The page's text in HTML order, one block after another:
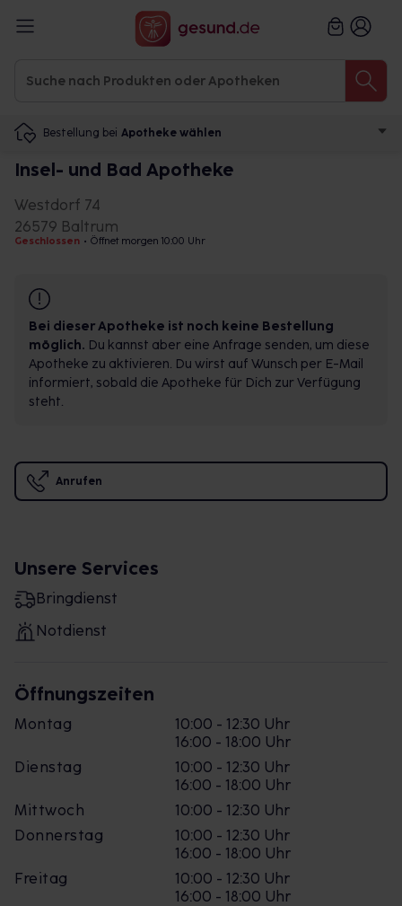
Bestellung bei Apotheke wählen
Insel- und Bad Apotheke
Westdorf 74
26579 Baltrum
Geschlossen • Öffnet morgen 10:00 Uhr
Bei dieser Apotheke ist noch keine Bestellung
möglich. Du kannst aber eine Anfrage senden, um diese
Apotheke zu aktivieren. Du wirst auf Wunsch per E-Mail
informiert, sobald die Apotheke für Dich zur Verfügung
steht.
Anrufen
Unsere Services
Bringdienst
Notdienst
Öffnungszeiten
Montag
10:00 - 12:30 Uhr
16:00 - 18:00 Uhr
Dienstag
10:00 - 12:30 Uhr
16:00 - 18:00 Uhr
Mittwoch
10:00 - 12:30 Uhr
Donnerstag
10:00 - 12:30 Uhr
16:00 - 18:00 Uhr
Freitag
10:00 - 12:30 Uhr
16:00 - 18:00 Uhr